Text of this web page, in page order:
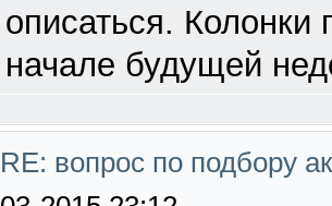
описаться. Колонки
начале будущей
RE: вопрос по подбору